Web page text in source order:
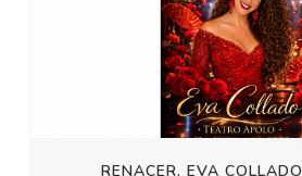
RENACER, EVA COLLADO